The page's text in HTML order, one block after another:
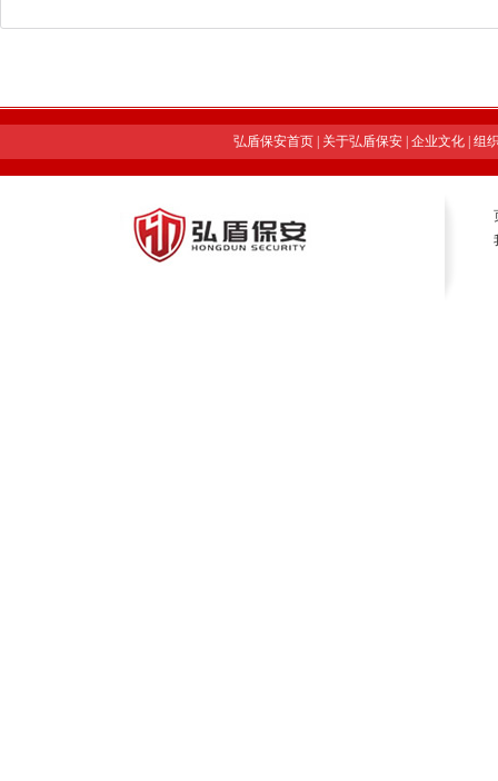
弘盾保安首页| 关于弘盾保安| 企业文化| 组